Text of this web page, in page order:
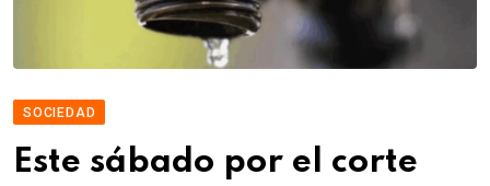
SOCIEDAD
Este sábado por el corte